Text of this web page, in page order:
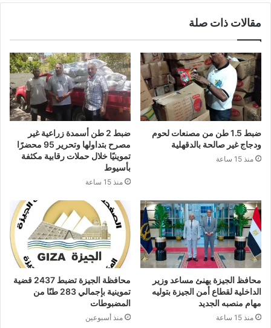
مقالات ذات صلة
ضبط 1.5 طن من مصنعات لحوم
ودجاج غير صالحة بالدقهلية
منذ 15 ساعة
ضبط 2 طن أسمدة زراعية غير
مصرح بتداولها وتحرير 95 محضرًا
تموينيًا خلال حملات رقابية مكثفة
بأسيوط
منذ 15 ساعة
محافظ الجيزة يهنئ مساعد وزير
الداخلية لقطاع أمن الجيزة بتوليه
مهام منصبه الجديد
منذ 15 ساعة
محافظة الجيزة تضبط 2437 قضية
تموينية بإجمالي 283 طنًا من
المضبوطات
منذ أسبوعين